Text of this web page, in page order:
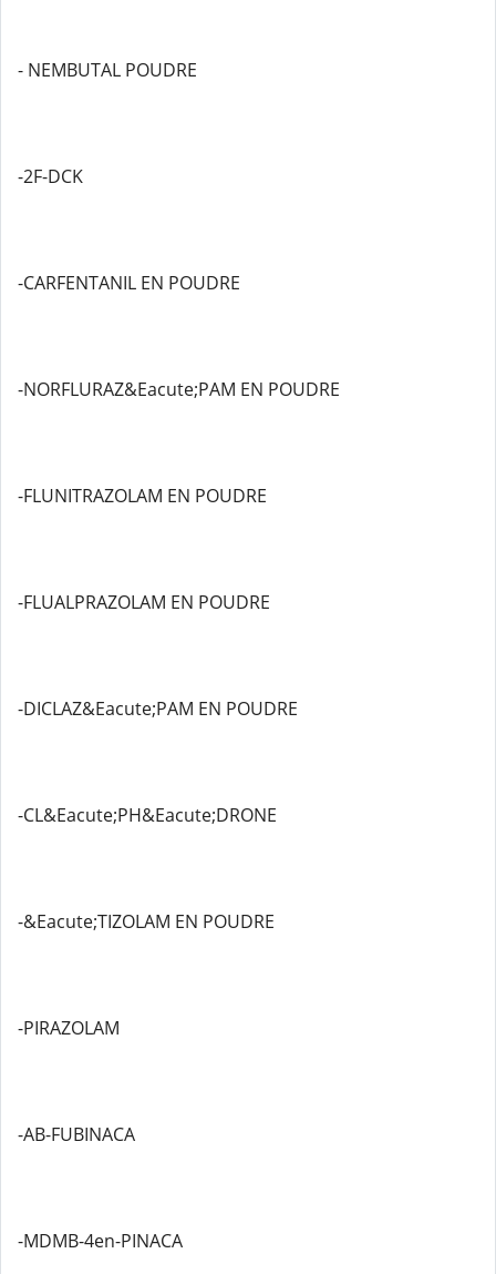
- NEMBUTAL POUDRE
-2F-DCK
-CARFENTANIL EN POUDRE
-NORFLURAZ&Eacute;PAM EN POUDRE
-FLUNITRAZOLAM EN POUDRE
-FLUALPRAZOLAM EN POUDRE
-DICLAZ&Eacute;PAM EN POUDRE
-CL&Eacute;PH&Eacute;DRONE
-&Eacute;TIZOLAM EN POUDRE
-PIRAZOLAM
-AB-FUBINACA
-MDMB-4en-PINACA